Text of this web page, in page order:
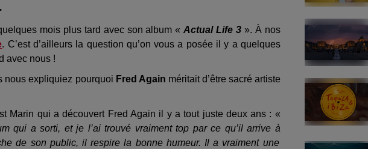
mois plus tard avec son album «Actual Life 3 ». À nos
. C’est d’ailleurs la question qu’on vous a posée il y a quelques
avec nous !
nous expliquiez pourquoi Fred Again méritait d’être sacré artiste
Marin qui a découvert Fred Again il y a tout juste deux ans : «
qui a sorti, et je l’ai trouvé vraiment top par ce qu’il arrive à
de son public, il respire la bonne humeur. Il a vraiment une